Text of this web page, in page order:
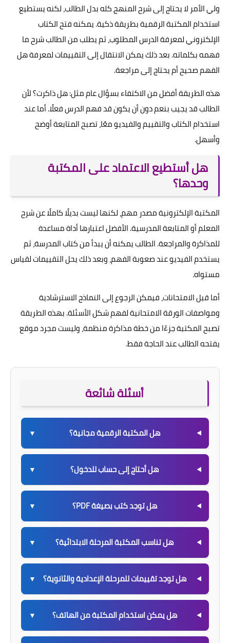
ولي الأمر لا يحتاج إلى شرح المنهج كله بدل الطالب، لكنه يستطيع
استخدام المكتبة الرقمية بطريقة ذكية. يمكنه فتح الكتاب
الإلكتروني لمعرفة الدرس المطلوب، ثم يطلب من الطالب شرح ما
فهمه بكلماته. بعد ذلك يمكن الانتقال إلى التقييمات لمعرفة هل
الفهم صحيح أم يحتاج إلى مراجعة.
هذه الطريقة أفضل من الاكتفاء بسؤال عام مثل: هل ذاكرت؟ لأن
الطالب قد يجيب بنعم دون أن يكون قد فهم الدرس فعلًا. أما عند
استخدام الكتاب والتقييم والفيديو معًا، تصبح المتابعة أوضح
وأسهل.
هل أستطيع الاعتماد على المكتبة
وحدها؟
المكتبة الإلكترونية مصدر مهم، لكنها ليست بديلًا كاملًا عن شرح
المعلم أو المتابعة المدرسية. الأفضل اعتبارها أداة مساعدة
للمذاكرة والمراجعة. الطالب يمكنه أن يبدأ من كتاب المدرسة، ثم
يستخدم الفيديو عند صعوبة الفهم، وبعد ذلك يحل التقييمات لقياس
مستواه.
أما قبل الامتحانات، فيمكن الرجوع إلى النماذج الاسترشادية
ومواصفات الورقة الامتحانية لفهم شكل الأسئلة. بهذه الطريقة
تصبح المكتبة جزءًا من خطة مذاكرة منظمة، وليست مجرد موقع
يفتحه الطالب عند الحاجة فقط.
أسئلة شائعة
هل المكتبة الرقمية مجانية؟ ▼
هل أحتاج إلى حساب للدخول؟ ▼
هل توجد كتب بصيغة PDF؟ ▼
هل تناسب المكتبة المرحلة الابتدائية؟ ▼
هل توجد تقييمات للمرحلة الإعدادية والثانوية؟ ▼
هل يمكن استخدام المكتبة من الهاتف؟ ▼